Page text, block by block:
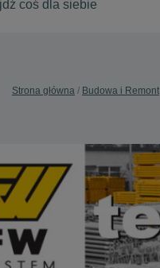
Strona główna Budowa i Remont